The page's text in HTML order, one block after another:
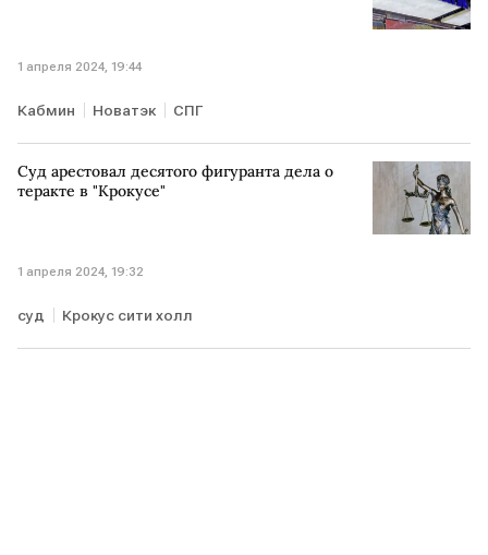
1 апреля 2024, 19:44
Кабмин Новатэк СПГ
Суд арестовал десятого фигуранта дела о
теракте в "Крокусе"
1 апреля 2024, 19:32
суд Крокус сити холл